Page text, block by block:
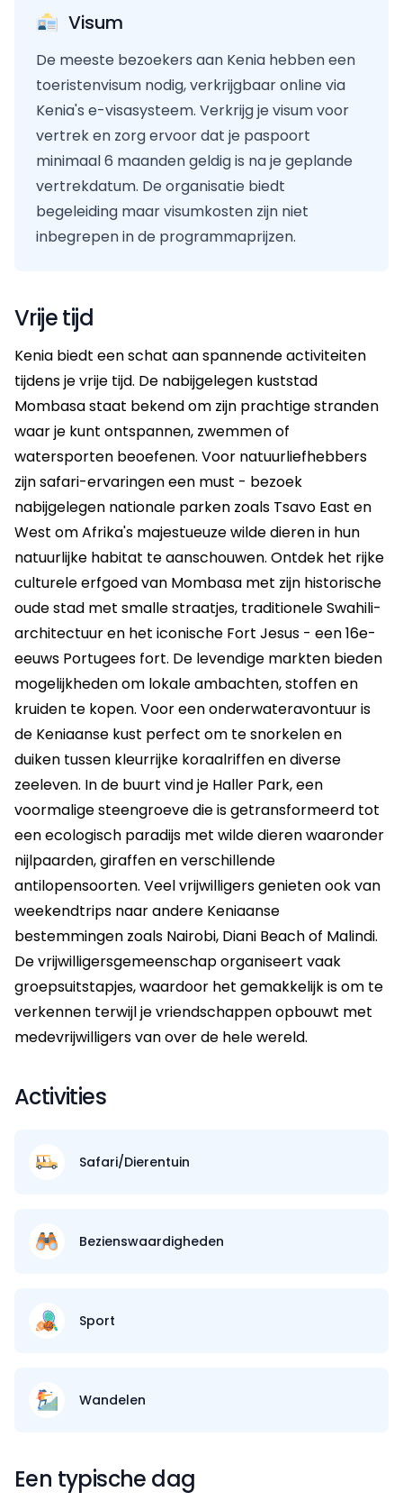
Visum
De meeste bezoekers aan Kenia hebben een
toeristenvisum nodig, verkrijgbaar online via
Kenia's e-visasysteem. Verkrijg je visum voor
vertrek en zorg ervoor dat je paspoort
minimaal 6 maanden geldig is na je geplande
vertrekdatum. De organisatie biedt
begeleiding maar visumkosten zijn niet
inbegrepen in de programmaprijzen.
Vrije tijd
Kenia biedt een schat aan spannende activiteiten
tijdens je vrije tijd. De nabijgelegen kuststad
Mombasa staat bekend om zijn prachtige stranden
waar je kunt ontspannen, zwemmen of
watersporten beoefenen. Voor natuurliefhebbers
zijn safari-ervaringen een must - bezoek
nabijgelegen nationale parken zoals Tsavo East en
West om Afrika's majestueuze wilde dieren in hun
natuurlijke habitat te aanschouwen. Ontdek het rijke
culturele erfgoed van Mombasa met zijn historische
oude stad met smalle straatjes, traditionele Swahili-
architectuur en het iconische Fort Jesus - een 16e-
eeuws Portugees fort. De levendige markten bieden
mogelijkheden om lokale ambachten, stoffen en
kruiden te kopen. Voor een onderwateravontuur is
de Keniaanse kust perfect om te snorkelen en
duiken tussen kleurrijke koraalriffen en diverse
zeeleven. In de buurt vind je Haller Park, een
voormalige steengroeve die is getransformeerd tot
een ecologisch paradijs met wilde dieren waaronder
nijlpaarden, giraffen en verschillende
antilopensoorten. Veel vrijwilligers genieten ook van
weekendtrips naar andere Keniaanse
bestemmingen zoals Nairobi, Diani Beach of Malindi.
De vrijwilligersgemeenschap organiseert vaak
groepsuitstapjes, waardoor het gemakkelijk is om te
verkennen terwijl je vriendschappen opbouwt met
medevrijwilligers van over de hele wereld.
Activities
Safari/Dierentuin
Bezienswaardigheden
Sport
Wandelen
Een typische dag